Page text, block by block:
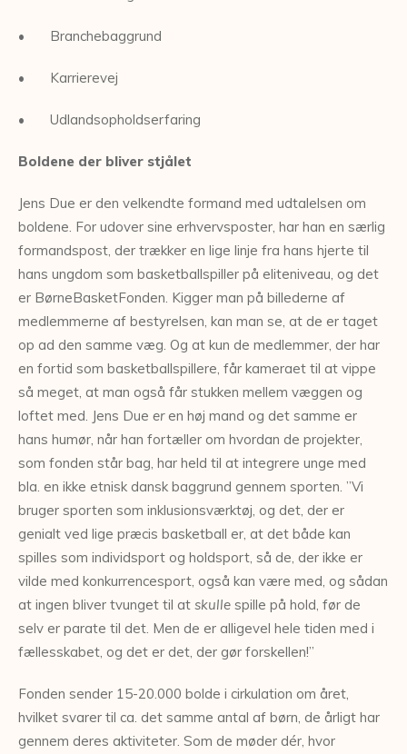
• Branchebaggrund
• Karrierevej
• Udlandsopholdserfaring
Boldene der bliver stjålet
Jens Due er den velkendte formand med udtalelsen om
boldene. For udover sine erhvervsposter, har han en særlig
formandspost, der trækker en lige linje fra hans hjerte til
hans ungdom som basketballspiller på eliteniveau, og det
er BørneBasketFonden. Kigger man på billederne af
medlemmerne af bestyrelsen, kan man se, at de er taget
op ad den samme væg. Og at kun de medlemmer, der har
en fortid som basketballspillere, får kameraet til at vippe
så meget, at man også får stukken mellem væggen og
loftet med. Jens Due eren høj mand og det samme er
hans humør, når han fortæller om hvordan de projekter,
som fonden står bag, har held til at integrere unge med
bla. en ikke etnisk dansk baggrund gennem sporten. ”Vi
bruger sporten som inklusionsværktøj, og det, der er
genialt ved lige præcis basketball er, at det både kan
spilles som individsport og holdsport, så de, der ikke er
vilde med konkurrencesport, også kan være med, og sådan
at ingen bliver tvunget til at skulle spille på hold, før de
selv er parate til det. Men de er alligevel hele tiden med i
fællesskabet, og det er det, der gør forskellen!”
Fonden sender 15-20.000 bolde i cirkulation om året,
hvilket svarer til ca. det samme antal af børn, de årligt har
gennem deres aktiviteter. Som de møder dér, hvor